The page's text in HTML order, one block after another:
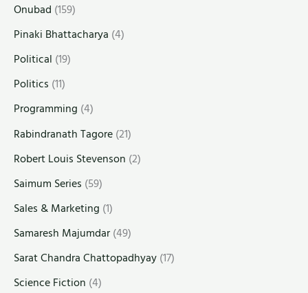
Onubad (159)
Pinaki Bhattacharya (4)
Political (19)
Politics (11)
Programming (4)
Rabindranath Tagore(21)
Robert Louis Stevenson (2)
Saimum Series (59)
Sales & Marketing (1)
Samaresh Majumdar(49)
Sarat Chandra Chattopadhyay(17)
Science Fiction (4)